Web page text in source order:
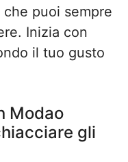
che puoi sempre
Inizia con
il tuo gusto
Modao
gli